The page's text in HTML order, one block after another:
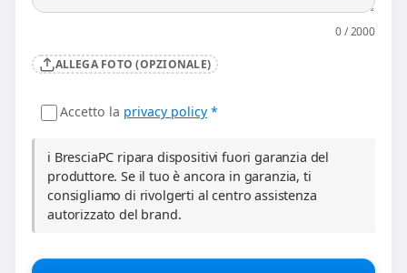
0 / 2000
ALLEGA FOTO (OPZIONALE)
Accetto la privacy policy *
ℹ️ BresciaPC ripara dispositivi fuori garanzia del
produttore. Se il tuo è ancora in garanzia, ti
consigliamo di rivolgerti al centro assistenza
autorizzato del brand.